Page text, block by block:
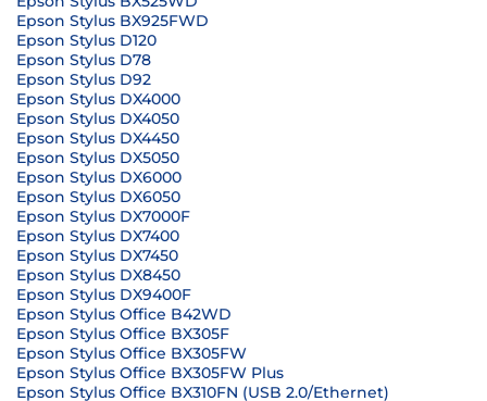
Epson Stylus BX925FWD
Epson Stylus D120
Epson Stylus D78
Epson Stylus D92
Epson Stylus DX4000
Epson Stylus DX4050
Epson Stylus DX4450
Epson Stylus DX5050
Epson Stylus DX6000
Epson Stylus DX6050
Epson Stylus DX7000F
Epson Stylus DX7400
Epson Stylus DX7450
Epson Stylus DX8450
Epson Stylus DX9400F
Epson Stylus Office B42WD
Epson Stylus Office BX305F
Epson Stylus Office BX305FW
Epson Stylus Office BX305FW Plus
Epson Stylus Office BX310FN (USB 2.0/Ethernet)